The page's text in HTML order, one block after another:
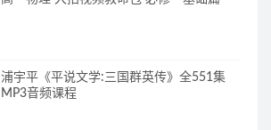
浦宇平《平说文学:三国群英传》全551集
MP3音频课程